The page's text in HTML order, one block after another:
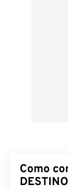
Como
DESTINO